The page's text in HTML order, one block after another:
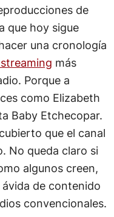
de
que hoy sigue
una cronología
más
Porque a
como Elizabeth
Baby Etchecopar.
que el canal
No queda claro si
algunos creen,
de contenido
convencionales.